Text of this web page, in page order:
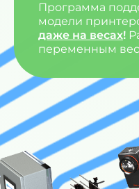
Программа
модели
даже на весах!
переменным